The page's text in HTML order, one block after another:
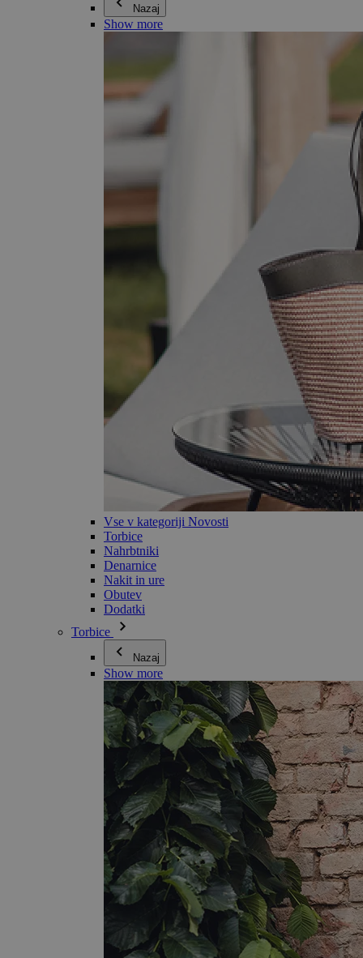
Nazaj
Show more
Vse v kategoriji Novosti
Torbice
Nahrbtniki
Denarnice
Nakit in ure
Obutev
Dodatki
Torbice
Nazaj
Show more